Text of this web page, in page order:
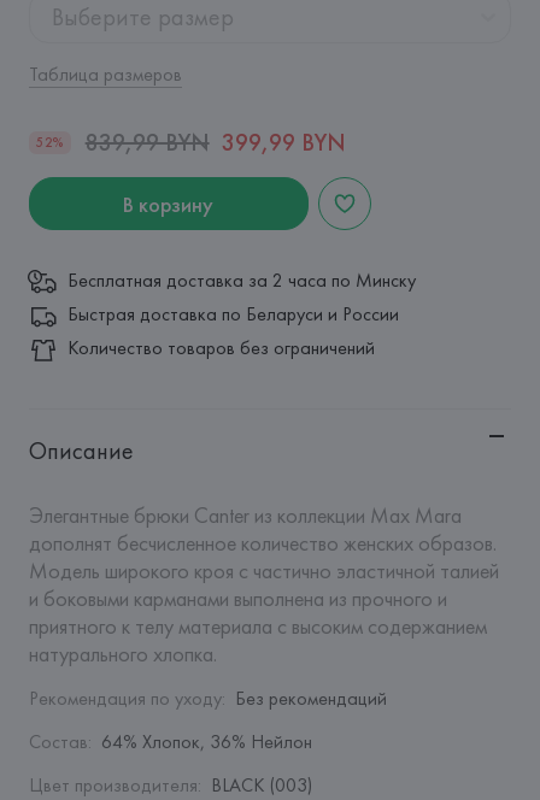
Выберите размер
Таблица размеров
52% 839,99 BYN 399,99 BYN
В корзину
Бесплатная доставка за 2 часа по Минску
Быстрая доставка по Беларуси и России
Количество товаров без ограничений
Описание
Элегантные брюки Canter из коллекции Max Mara
дополнят бесчисленное количество женских образов.
Модель широкого кроя с частично эластичной талией
и боковыми карманами выполнена из прочного и
приятного к телу материала с высоким содержанием
натурального хлопка.
Рекомендация по уходу: Без рекомендаций
Состав: 64% Хлопок, 36% Нейлон
Цвет производителя: BLACK (003)